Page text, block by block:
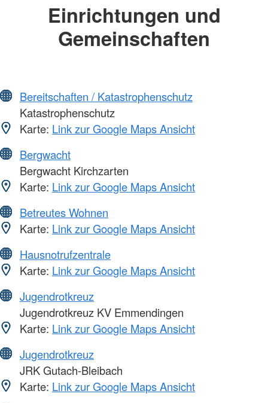
Einrichtungen und
Gemeinschaften
Bereitschaften / Katastrophenschutz
Katastrophenschutz
Karte: Link zur Google Maps Ansicht
Bergwacht
Bergwacht Kirchzarten
Karte: Link zur Google Maps Ansicht
Betreutes Wohnen
Karte: Link zur Google Maps Ansicht
Hausnotrufzentrale
Karte: Link zur Google Maps Ansicht
Jugendrotkreuz
Jugendrotkreuz KV Emmendingen
Karte: Link zur Google Maps Ansicht
Jugendrotkreuz
JRK Gutach-Bleibach
Karte: Link zur Google Maps Ansicht